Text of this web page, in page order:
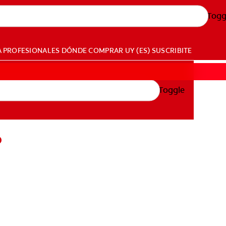
PROFESIONALES DÓNDE COMPRAR UY (ES) SUSCRIBITE
Toggle